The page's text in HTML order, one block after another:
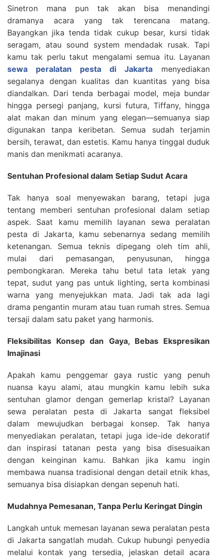
Sinetron mana pun tak akan bisa menandingi
dramanya acara yang tak terencana matang.
Bayangkan jika tenda tidak cukup besar, kursi tidak
seragam, atau sound system mendadak rusak. Tapi
kamu tak perlu takut mengalami semua itu. Layanan
sewa peralatan pesta di Jakarta menyediakan
segalanya dengan kualitas dan kuantitas yang bisa
diandalkan. Dari tenda berbagai model, meja bundar
hingga persegi panjang, kursi futura, Tiffany, hingga
alat makan dan minum yang elegan—semuanya siap
digunakan tanpa keribetan. Semua sudah terjamin
bersih, terawat, dan estetis. Kamu hanya tinggal duduk
manis dan menikmati acaranya.
Sentuhan Profesional dalam Setiap Sudut Acara
Tak hanya soal menyewakan barang, tetapi juga
tentang memberi sentuhan profesional dalam setiap
aspek. Saat kamu memilih layanan sewa peralatan
pesta di Jakarta, kamu sebenarnya sedang memilih
ketenangan. Semua teknis dipegang oleh tim ahli,
mulai dari pemasangan, penyusunan, hingga
pembongkaran. Mereka tahu betul tata letak yang
tepat, sudut yang pas untuk lighting, serta kombinasi
warna yang menyejukkan mata. Jadi tak ada lagi
drama pengantin muram atau tuan rumah stres. Semua
tersaji dalam satu paket yang harmonis.
Fleksibilitas Konsep dan Gaya, Bebas Ekspresikan
Imajinasi
Apakah kamu penggemar gaya rustic yang penuh
nuansa kayu alami, atau mungkin kamu lebih suka
sentuhan glamor dengan gemerlap kristal? Layanan
sewa peralatan pesta di Jakarta sangat fleksibel
dalam mewujudkan berbagai konsep. Tak hanya
menyediakan peralatan, tetapi juga ide-ide dekoratif
dan inspirasi tatanan pesta yang bisa disesuaikan
dengan keinginan kamu. Bahkan jika kamu ingin
membawa nuansa tradisional dengan detail etnik khas,
semuanya bisa disiapkan dengan sepenuh hati.
Mudahnya Pemesanan, Tanpa Perlu Keringat Dingin
Langkah untuk memesan layanan sewa peralatan pesta
di Jakarta sangatlah mudah. Cukup hubungi penyedia
melalui kontak yang tersedia, jelaskan detail acara